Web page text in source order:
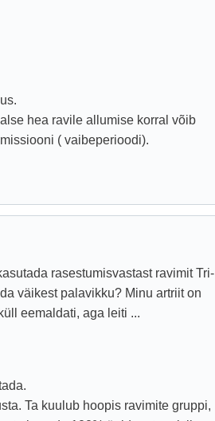
hea ravile allumise korral võib
( vaibeperioodi).
rasestumisvastast ravimit Tri-
väikest palavikku? Minu artriit on
eemaldati, aga leiti ...
Ta kuulub hoopis ravimite gruppi,